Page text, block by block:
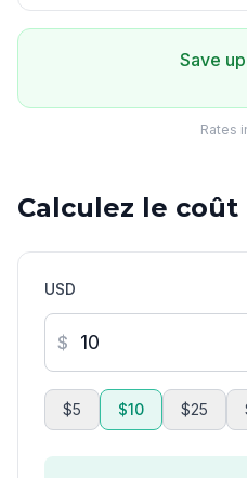
Save
Rates
Calculez le
USD
$
$5 $10 $25